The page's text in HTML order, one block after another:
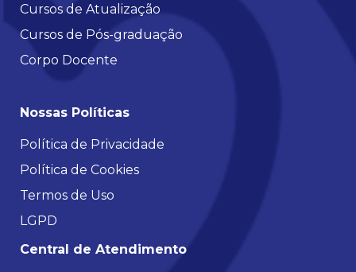
Cursos de Atualização
Cursos de Pós-graduação
Corpo Docente
Nossas Políticas
Política de Privacidade
Política de Cookies
Termos de Uso
LGPD
Central de Atendimento